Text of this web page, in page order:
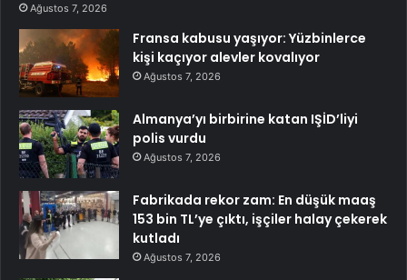
Ağustos 7, 2026
Fransa kabusu yaşıyor: Yüzbinlerce
kişi kaçıyor alevler kovalıyor
Ağustos 7, 2026
Almanya’yı birbirine katan IŞİD’liyi
polis vurdu
Ağustos 7, 2026
Fabrikada rekor zam: En düşük maaş
153 bin TL’ye çıktı, işçiler halay çekerek
kutladı
Ağustos 7, 2026